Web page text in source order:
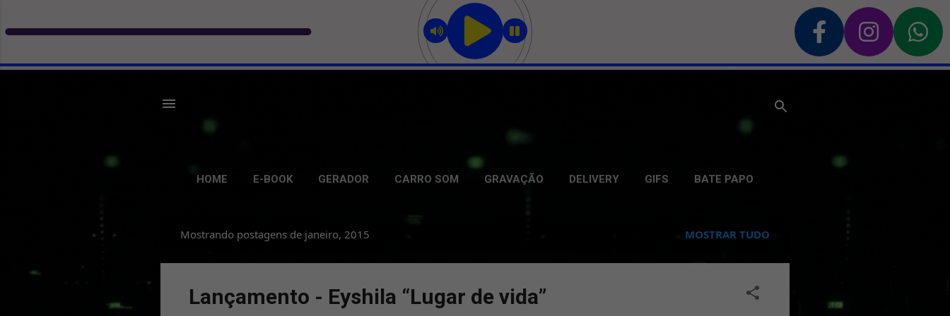
Pular para o conteúdo principal
HOME E-BOOK GERADOR CARRO SOM GRAVAÇÃO DELIVERY GIFS BATE PAPO
o
Mostrando postagens de janeiro, 2015 MOSTRAR TUDO
Lançamento - Eyshila “Lugar de vida”